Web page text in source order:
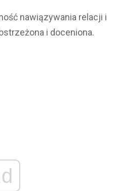
nawiązywania relacji i
i doceniona.